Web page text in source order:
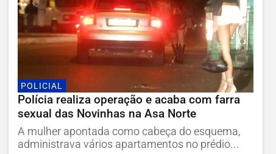
POLICIAL
Polícia realiza operação e acaba com farra
sexual das Novinhas na Asa Norte
A mulher apontada como cabeça do esquema,
administrava vários apartamentos no prédio...